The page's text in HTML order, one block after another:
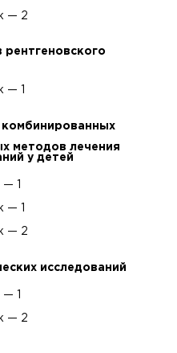
— 2
— 1
комбинированных
методов лечения
у детей
1
— 1
— 2
исследований
1
— 2